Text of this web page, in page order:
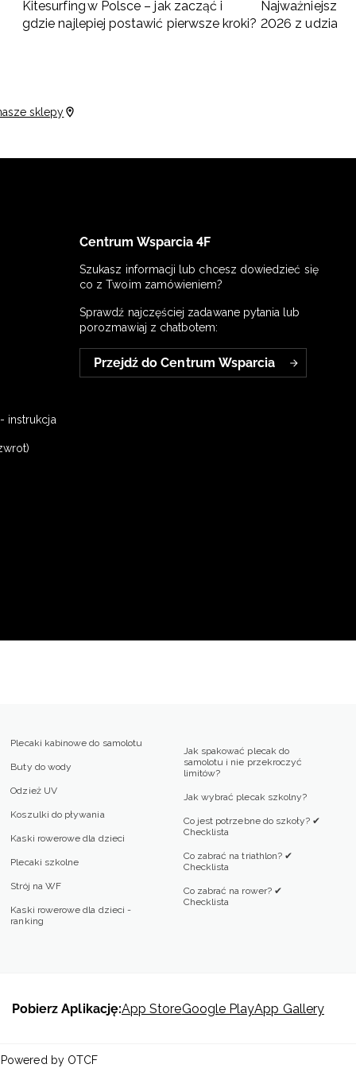
Kitesurfing w Polsce – jak zacząć i
gdzie najlepiej postawić pierwsze kroki?
Najważniejsze
2026 z
sklepy
instrukcja
Centrum Wsparcia 4F
Szukasz informacji lub chcesz dowiedzieć się
co z Twoim zamówieniem?
Sprawdź najczęściej zadawane pytania lub
porozmawiaj z chatbotem:
Przejdź do Centrum Wsparcia
Plecaki kabinowe do samolotu
Buty do wody
Odzież UV
Koszulki do pływania
Kaski rowerowe dla dzieci
Plecaki szkolne
Strój na WF
Kaski rowerowe dla dzieci -
ranking
Jak spakować plecak do
samolotu i nie przekroczyć
limitów?
Jak wybrać plecak szkolny?
Co jest potrzebne do szkoły? ✔
Checklista
Co zabrać na triathlon? ✔
Checklista
Co zabrać na rower? ✔
Checklista
Pobierz Aplikację:App StoreGoogle PlayApp Gallery
by OTCF